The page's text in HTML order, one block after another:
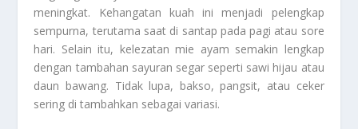
meningkat. Kehangatan kuah ini menjadi pelengkap
sempurna, terutama saat di santap pada pagi atau sore
hari. Selain itu, kelezatan mie ayam semakin lengkap
dengan tambahan sayuran segar seperti sawi hijau atau
daun bawang. Tidak lupa, bakso, pangsit, atau ceker
sering di tambahkan sebagai variasi.